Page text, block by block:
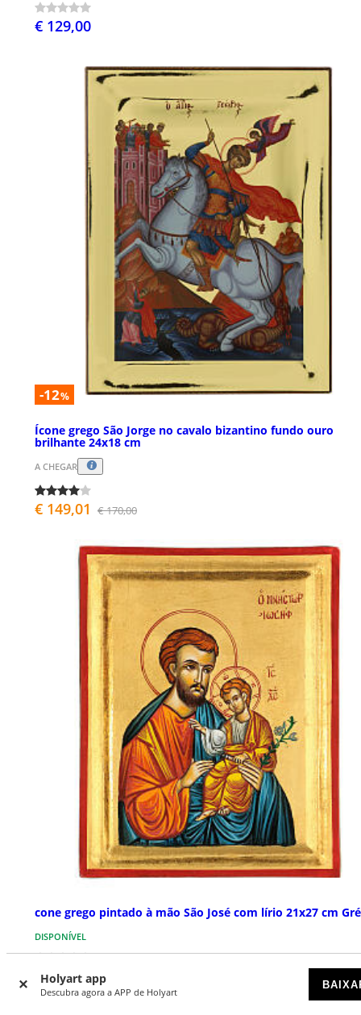
Holyart app
Descubra agora a APP de Holyart
€ 129,00
-12%
Ícone grego São Jorge no cavalo bizantino fundo ouro
brilhante 24x18 cm
A CHEGAR
€ 149,01 € 170,00
cone grego pintado à mão São José com lírio 21x27 cm
DISPONÍVEL
€ 370,00